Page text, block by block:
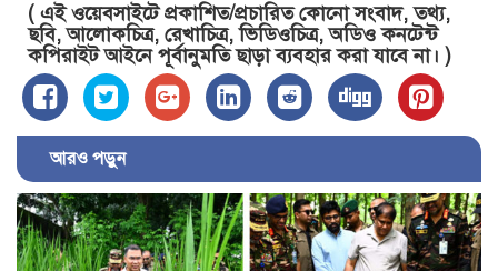
( এই ওয়েবসাইটে প্রকাশিত/প্রচারিত কোনো সংবাদ, তথ্য,
ছবি, আলোকচিত্র, রেখাচিত্র, ভিডিওচিত্র, অডিও কনটেন্ট
কপিরাইট আইনে পূর্বানুমতি ছাড়া ব্যবহার করা যাবে না। )
আরও পড়ুন